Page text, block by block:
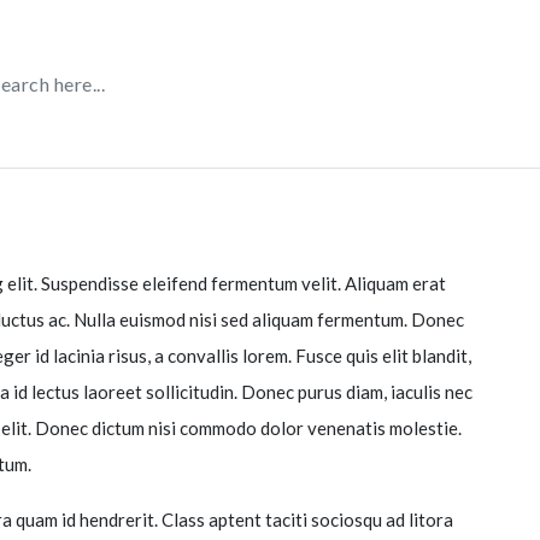
Suspendisse eleifend fermentum velit. Aliquam erat
ac. Nulla euismod nisi sed aliquam fermentum. Donec
id lacinia risus, a convallis lorem. Fusce quis elit blandit,
id lectus laoreet sollicitudin. Donec purus diam, iaculis nec
Donec dictum nisi commodo dolor venenatis molestie.
quam id hendrerit. Class aptent taciti sociosqu ad litora